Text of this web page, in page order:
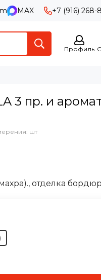
MAX +7 (916) 268-
Профиль
3 пр. и
шт
отделка